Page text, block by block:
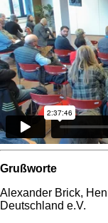
Grußworte
Alexander Brick,
Deutschland e.V.